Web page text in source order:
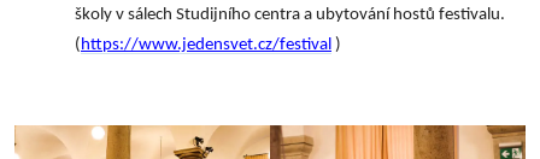
školy v sálech Studijního centra a ubytování hostů festivalu.
( https://www.jedensvet.cz/festival )